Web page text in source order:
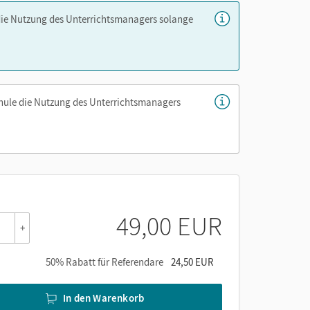
(Autocontroles digitales)– Inhalte der Cornelsen
1A und 1B in der Lernenden- und
Schulbuchs – per Link aus dem
die Cornelsen Lernen App.
Nutzung des Unterrichtsmanagers solange
die Nutzung des Unterrichtsmanagers
+ 49,00 EUR
50% Rabatt für Referendare 24,50 EUR
In den Warenkorb